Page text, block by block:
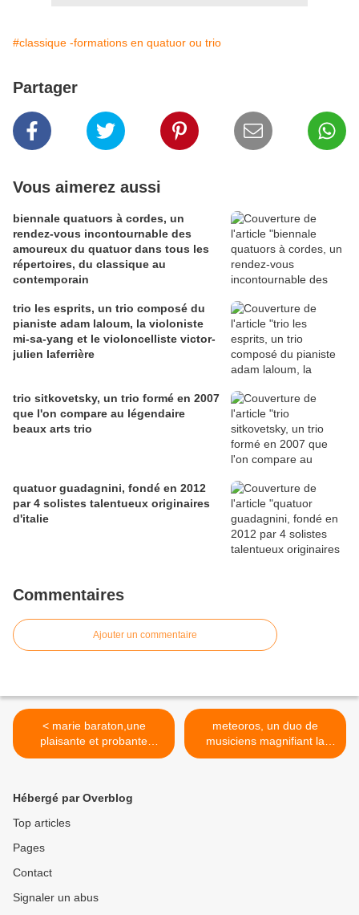
#classique -formations en quatuor ou trio
Partager
Vous aimerez aussi
biennale quatuors à cordes, un
rendez-vous incontournable des
amoureux du quatuor dans tous les
répertoires, du classique au
contemporain
trio les esprits, un trio composé du
pianiste adam laloum, la violoniste
mi-sa-yang et le violoncelliste victor-
julien laferrière
trio sitkovetsky, un trio formé en 2007
que l'on compare au légendaire
beaux arts trio
quatuor guadagnini, fondé en 2012
par 4 solistes talentueux originaires
d'italie
Commentaires
Ajouter un commentaire
< marie baraton,une
plaisante et probante
découverte en chanson
meteoros, un duo de
musiciens magnifiant la
flûte et la harpe >
Hébergé par Overblog
Top articles
Pages
Contact
Signaler un abus